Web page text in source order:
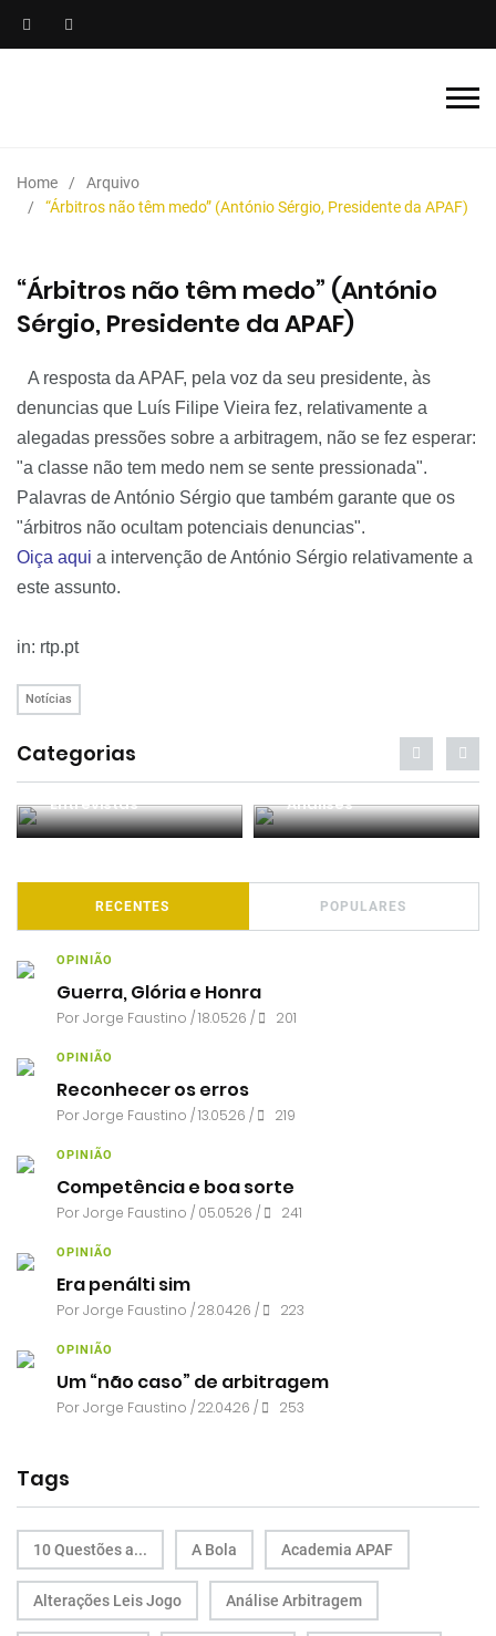
Home
Arquivo
“Árbitros não têm medo” (António Sérgio, Presidente da APAF)
“Árbitros não têm medo” (António
Sérgio, Presidente da APAF)
A resposta da APAF, pela voz da seu presidente, às
denuncias que Luís Filipe Vieira fez, relativamente a
alegadas pressões sobre a arbitragem, não se fez esperar:
"a classe não tem medo nem se sente pressionada".
Palavras de António Sérgio que também garante que os
"árbitros não ocultam potenciais denuncias".
Oiça aqui a intervenção de António Sérgio relativamente a
este assunto.
in: rtp.pt
Notícias
Categorias
Entrevistas Análises
RECENTES POPULARES
OPINIÃO
Guerra, Glória e Honra
PorJorge Faustino / 18.05.26 / 201
OPINIÃO
Reconhecer os erros
PorJorge Faustino / 13.05.26 / 219
OPINIÃO
Competência e boa sorte
PorJorge Faustino / 05.05.26 / 241
OPINIÃO
Era penálti sim
PorJorge Faustino / 28.04.26 / 223
OPINIÃO
Um “não caso” de arbitragem
PorJorge Faustino / 22.04.26 / 253
Tags
10 Questões a... A Bola Academia APAF
Alterações Leis Jogo Análise Arbitragem